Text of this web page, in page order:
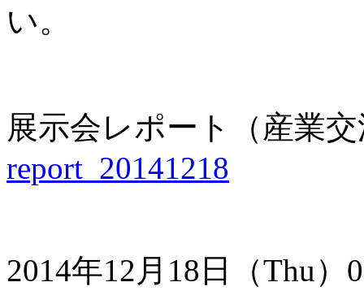
い。
展示会レポート（産業
report_20141218
2014年12月18日（Thu）